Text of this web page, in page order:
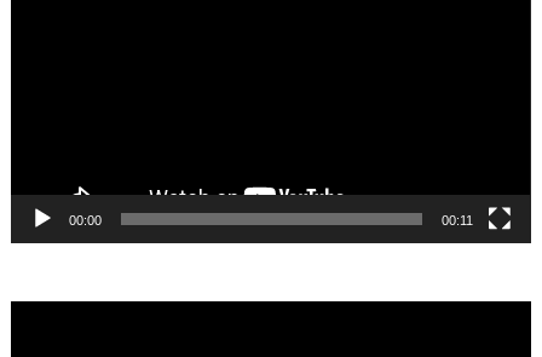
00:00 00:11